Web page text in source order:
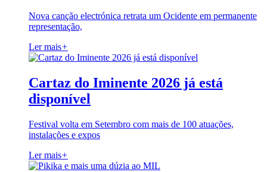
Nova canção electrónica retrata um Ocidente em permanente
representação,
Ler mais+
Cartaz do Iminente 2026 já está
disponível
Festival volta em Setembro com mais de 100 atuações,
instalações e expos
Ler mais+